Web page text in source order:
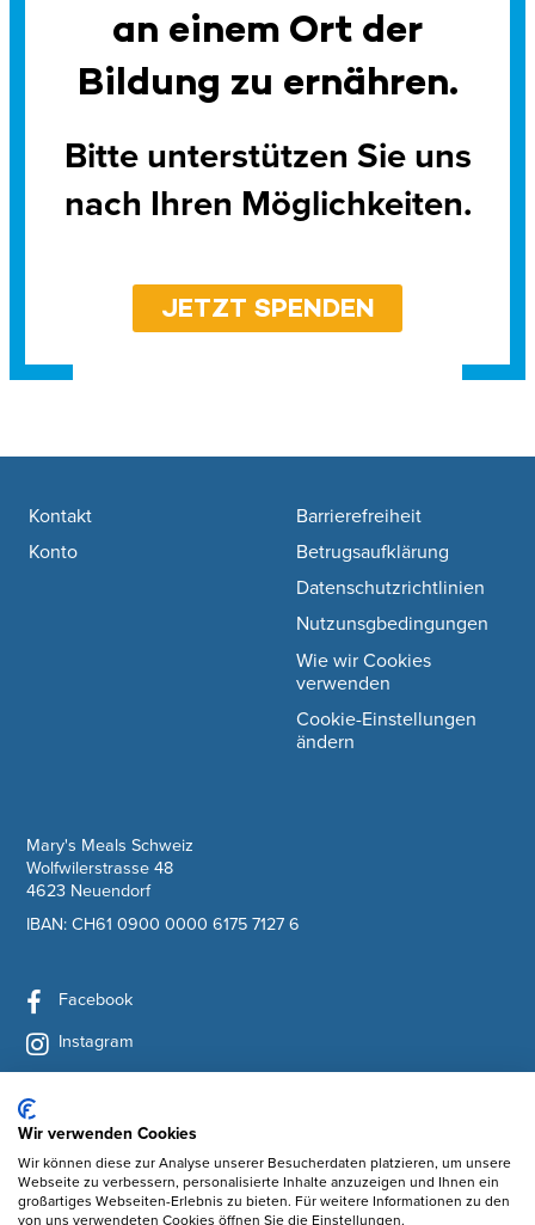
an einem Ort der
Bildung zu ernähren.
Bitte unterstützen Sie uns
nach Ihren Möglichkeiten.
JETZT SPENDEN
Footer navigation
Mary's Meals Schweiz
Wolfwilerstrasse 48
4623 Neuendorf
IBAN: CH61 0900 0000 6175 7127 6
Kontakt
Konto
Barrierefreiheit
Betrugsaufklärung
Datenschutzrichtlinien
Nutzunsgbedingungen
Wie wir Cookies
verwenden
Cookie-Einstellungen
ändern
Facebook
Instagram
LinkedIn
Newsletter abonnieren
Wir verwenden Cookies
Wir können diese zur Analyse unserer Besucherdaten platzieren, um unsere
Webseite zu verbessern, personalisierte Inhalte anzuzeigen und Ihnen ein
großartiges Webseiten-Erlebnis zu bieten. Für weitere Informationen zu den
von uns verwendeten Cookies öffnen Sie die Einstellungen.